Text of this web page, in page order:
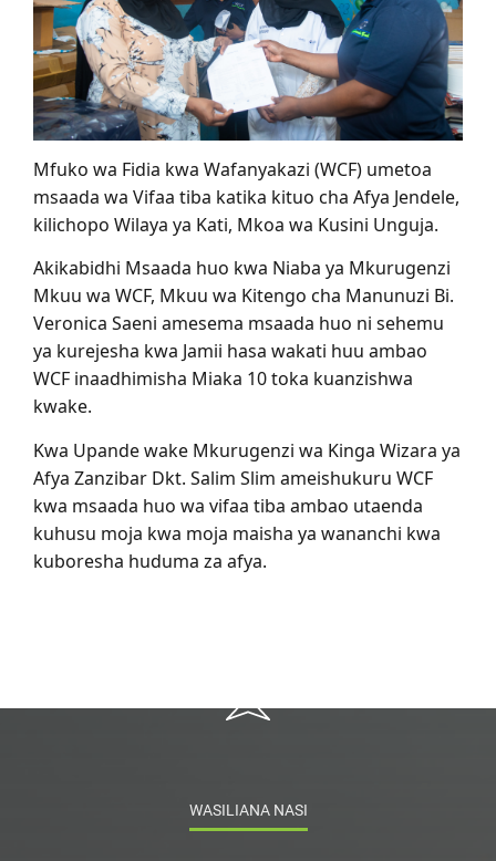
Mfuko wa Fidia kwa Wafanyakazi (WCF) umetoa
msaada wa Vifaa tiba katika kituo cha Afya Jendele,
kilichopo Wilaya ya Kati, Mkoa wa Kusini Unguja.
Akikabidhi Msaada huo kwa Niaba ya Mkurugenzi
Mkuu wa WCF, Mkuu wa Kitengo cha Manunuzi Bi.
Veronica Saeni amesema msaada huo ni sehemu
ya kurejesha kwa Jamii hasa wakati huu ambao
WCF inaadhimisha Miaka 10 toka kuanzishwa
kwake.
Kwa Upande wake Mkurugenzi wa Kinga Wizara ya
Afya Zanzibar Dkt. Salim Slim ameishukuru WCF
kwa msaada huo wa vifaa tiba ambao utaenda
kuhusu moja kwa moja maisha ya wananchi kwa
kuboresha huduma za afya.
WASILIANA NASI